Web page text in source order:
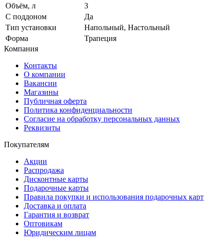
Объём, л
3
С поддоном
Да
Тип установки
Напольный, Настольный
Форма
Трапеция
Компания
Контакты
О компании
Вакансии
Магазины
Публичная оферта
Политика конфиденциальности
Согласие на обработку персональных данных
Реквизиты
Покупателям
Акции
Распродажа
Дисконтные карты
Подарочные карты
Правила покупки и использования подарочных карт
Доставка и оплата
Гарантия и возврат
Оптовикам
Юридическим лицам